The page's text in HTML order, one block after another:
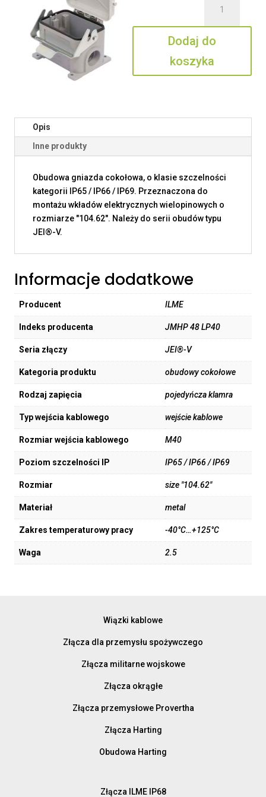
JMHP
48
LP40
Dodaj do
koszyka
Opis
Inne produkty
Obudowa gniazda cokołowa, o klasie szczelności
kategorii IP65 / IP66 / IP69. Przeznaczona do
montażu wkładów elektrycznych wielopinowych o
rozmiarze "104.62". Należy do serii obudów typu
JEI®-V.
Informacje dodatkowe
Producent ILME
Indeks producenta JMHP 48 LP40
Seria złączy JEI®-V
Kategoria produktu obudowy cokołowe
Rodzaj zapięcia pojedyńcza klamra
Typ wejścia kablowego wejście kablowe
Rozmiar wejścia kablowego M40
Poziom szczelności IP IP65 / IP66 / IP69
Rozmiar size "104.62"
Materiał metal
Zakres temperaturowy pracy -40°C…+125°C
Waga 2.5
Wiązki kablowe
Złącza dla przemysłu spożywczego
Złącza militarne wojskowe
Złącza okrągłe
Złącza przemysłowe Provertha
Złącza Harting
Obudowa Harting
Złącza ILME IP68